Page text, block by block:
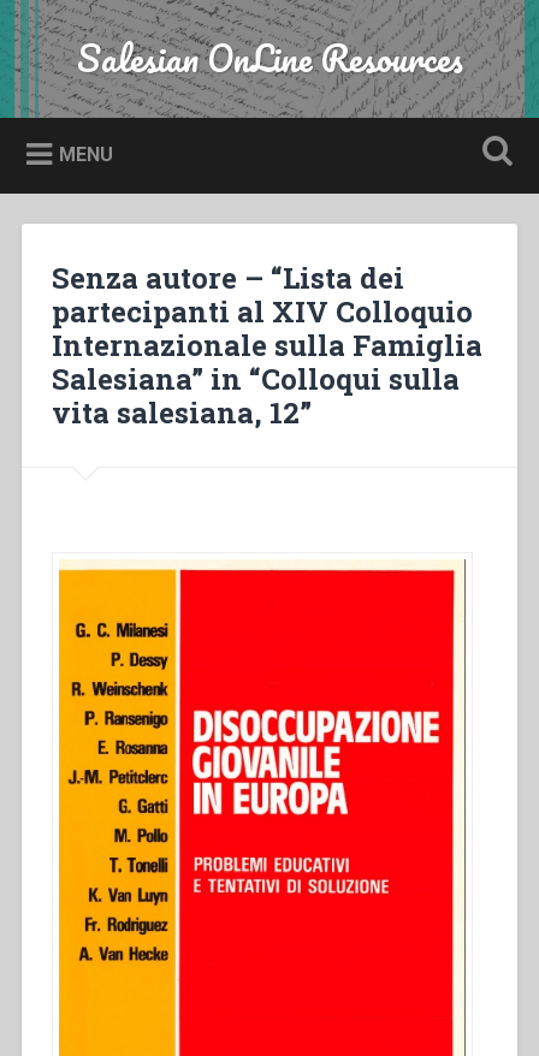
Skip
to
content
Search Salesian OnLine Resources
MENU
Senza autore – “Lista dei
partecipanti al XIV Colloquio
Internazionale sulla Famiglia
Salesiana” in “Colloqui sulla
vita salesiana, 12”